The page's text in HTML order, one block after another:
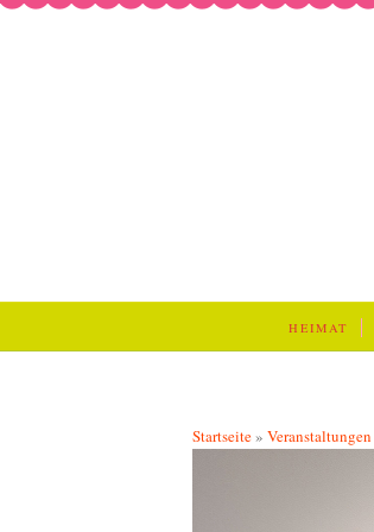
HEIMAT
Startseite» Veranstaltungen